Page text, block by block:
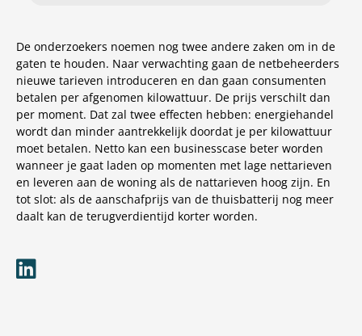
De onderzoekers noemen nog twee andere zaken om in de
gaten te houden. Naar verwachting gaan de netbeheerders
nieuwe tarieven introduceren en dan gaan consumenten
betalen per afgenomen kilowattuur. De prijs verschilt dan
per moment. Dat zal twee effecten hebben: energiehandel
wordt dan minder aantrekkelijk doordat je per kilowattuur
moet betalen. Netto kan een businesscase beter worden
wanneer je gaat laden op momenten met lage nettarieven
en leveren aan de woning als de nattarieven hoog zijn. En
tot slot: als de aanschafprijs van de thuisbatterij nog meer
daalt kan de terugverdientijd korter worden.